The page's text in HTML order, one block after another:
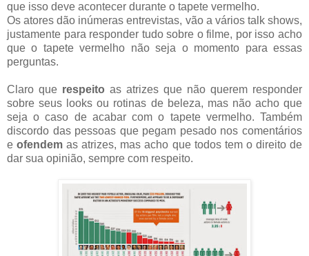
que isso deve acontecer durante o tapete vermelho.
Os atores dão inúmeras entrevistas, vão a vários talk shows,
justamente para responder tudo sobre o filme, por isso acho
que o tapete vermelho não seja o momento para essas
perguntas.
Claro que respeito as atrizes que não querem responder
sobre seus looks ou rotinas de beleza, mas não acho que
seja o caso de acabar com o tapete vermelho. Também
discordo das pessoas que pegam pesado nos comentários
eofendem as atrizes, mas acho que todos tem o direito de
dar sua opinião, sempre com respeito.